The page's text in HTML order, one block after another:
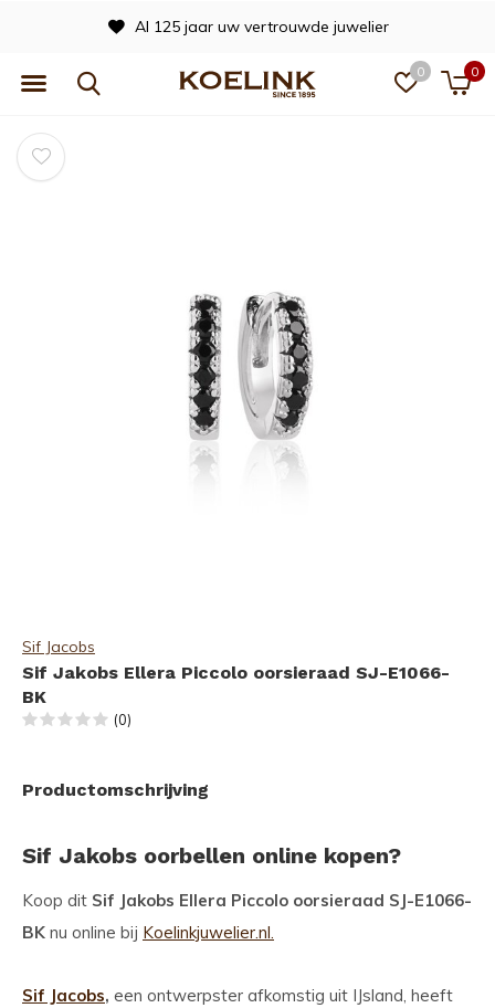
0 0
Al 125 jaar uw vertrouwde juwelier
Sif Jacobs
Sif Jakobs Ellera Piccolo oorsieraad SJ-E1066-
BK
(0)
Productomschrijving
Sif Jakobs oorbellen online kopen?
Koop dit Sif Jakobs Ellera Piccolo oorsieraad SJ-E1066-
BK nu online bij Koelinkjuwelier.nl.
Sif Jacobs, een ontwerpster afkomstig uit IJsland, heeft